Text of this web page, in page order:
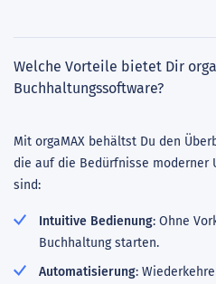
Welche Vorteile bietet Dir
Buchhaltungssoftware?
Mit orgaMAX behältst Du den
die auf die Bedürfnisse moderner
sind:
Intuitive Bedienung: Ohne
Buchhaltung starten.
Automatisierung: